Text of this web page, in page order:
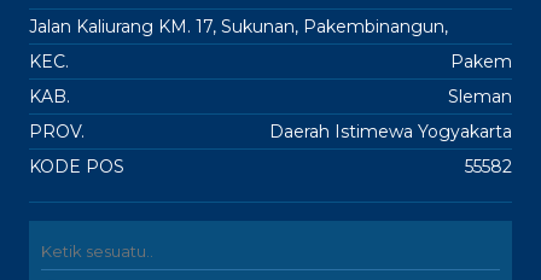
Jalan Kaliurang KM. 17, Sukunan, Pakembinangun,
KEC.
Pakem
KAB.
Sleman
PROV.
Daerah Istimewa Yogyakarta
KODE POS
55582